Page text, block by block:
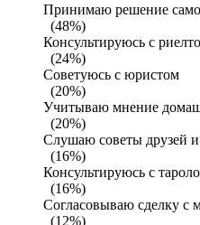
Принимаю решение
(48%)
Консультируюсь с
(24%)
Советуюсь с юристом
(20%)
Учитываю мнение
(20%)
Слушаю советы друзей
(16%)
Консультируюсь с
(16%)
Согласовываю сделку с
(12%)